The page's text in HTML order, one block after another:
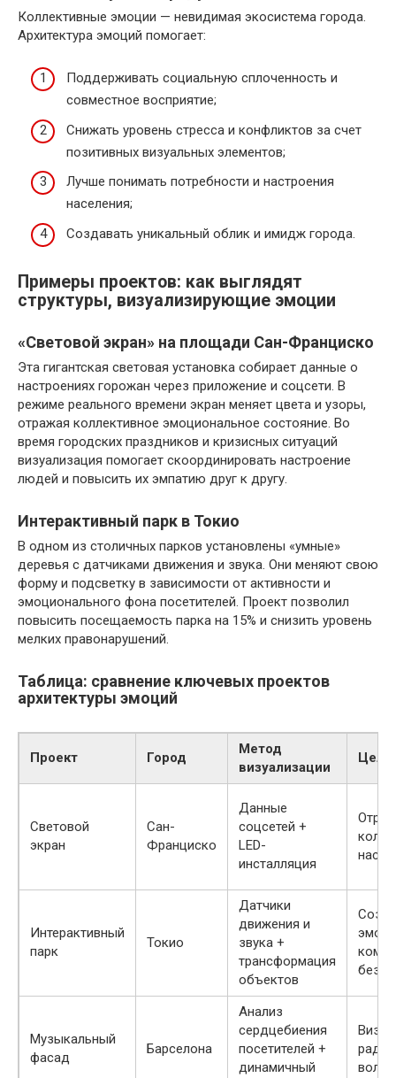
Коллективные эмоции — невидимая экосистема города.
Архитектура эмоций помогает:
Поддерживать социальную сплоченность и
совместное восприятие;
Снижать уровень стресса и конфликтов за счет
позитивных визуальных элементов;
Лучше понимать потребности и настроения
населения;
Создавать уникальный облик и имидж города.
Примеры проектов: как выглядят
структуры, визуализирующие эмоции
«Световой экран» на площади Сан-Франциско
Эта гигантская световая установка собирает данные о
настроениях горожан через приложение и соцсети. В
режиме реального времени экран меняет цвета и узоры,
отражая коллективное эмоциональное состояние. Во
время городских праздников и кризисных ситуаций
визуализация помогает скоординировать настроение
людей и повысить их эмпатию друг к другу.
Интерактивный парк в Токио
В одном из столичных парков установлены «умные»
деревья с датчиками движения и звука. Они меняют свою
форму и подсветку в зависимости от активности и
эмоционального фона посетителей. Проект позволил
повысить посещаемость парка на 15% и снизить уровень
мелких правонарушений.
Таблица: сравнение ключевых проектов
архитектуры эмоций
Проект Город
Метод
визуализации
Цель
Световой
экран
Сан-
Франциско
Данные
соцсетей +
LED-
инсталляция
Интерактивный
парк
Токио
Датчики
движения и
звука +
трансформация
объектов
Музыкальный
фасад
Барселона
Анализ
сердцебиения
посетителей +
динамичный